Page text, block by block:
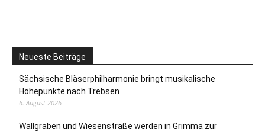
Neueste Beiträge
Sächsische Bläserphilharmonie bringt musikalische
Höhepunkte nach Trebsen
6. August 2026
Wallgraben und Wiesenstraße werden in Grimma zur